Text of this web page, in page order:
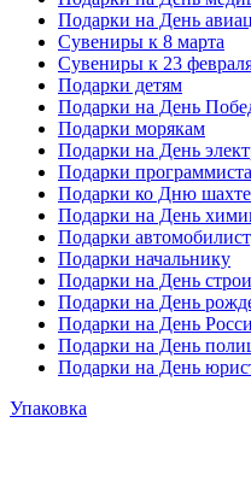
Подарки на День
Сувениры к 8 марта
Сувениры к 23
Подарки детям
Подарки на День
Подарки морякам
Подарки на День
Подарки
Подарки ко Дню
Подарки на День
Подарки
Подарки начальнику
Подарки на День
Подарки на День
Подарки на День
Подарки на День
Подарки на День
Упаковка